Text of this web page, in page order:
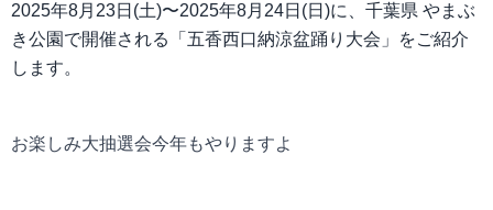
2025年8月23日(土)〜2025年8月24日(日)に、千葉県 やまぶ
き公園で開催される「五香西口納涼盆踊り大会」をご紹介
します。
お楽しみ大抽選会今年もやりますよ